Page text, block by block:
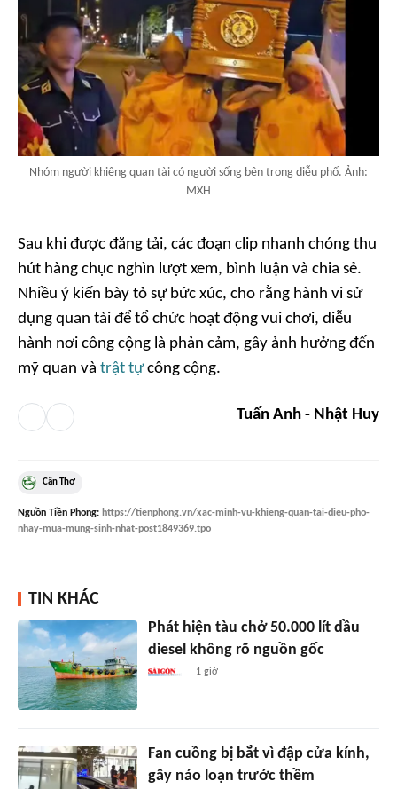
Nhóm người khiêng quan tài có người sống bên trong diễu phố. Ảnh:
MXH
Sau khi được đăng tải, các đoạn clip nhanh chóng thu
hút hàng chục nghìn lượt xem, bình luận và chia sẻ.
Nhiều ý kiến bày tỏ sự bức xúc, cho rằng hành vi sử
dụng quan tài để tổ chức hoạt động vui chơi, diễu
hành nơi công cộng là phản cảm, gây ảnh hưởng đến
mỹ quan và trật tựcông cộng.
Tuấn Anh - Nhật Huy
Cần Thơ
Nguồn Tiền Phong: https://tienphong.vn/xac-minh-vu-khieng-quan-tai-dieu-pho-
nhay-mua-mung-sinh-nhat-post1849369.tpo
TIN KHÁC
Phát hiện tàu chở 50.000 lít dầu
diesel không rõ nguồn gốc
1 giờ
Fan cuồng bị bắt vì đập cửa kính,
gây náo loạn trước thềm